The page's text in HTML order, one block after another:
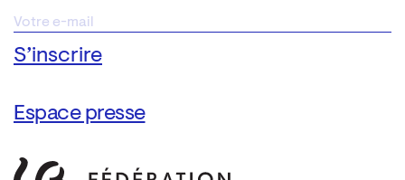
Espace presse